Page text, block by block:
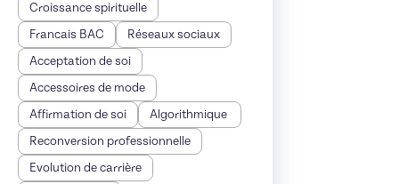
Croissance spirituelle
Francais BAC
Réseaux sociaux
Acceptation de soi
Accessoires de mode
Affirmation de soi
Algorithmique
Reconversion professionnelle
Evolution de carrière